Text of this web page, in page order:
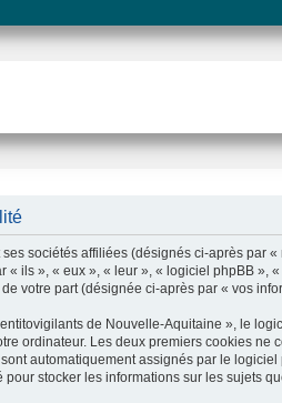
sociétés affiliées (désignés ci-après par
ils », « eux », « leur », « logiciel phpBB »,
votre part (désignée ci-après par « vos
de Nouvelle-Aquitaine », le
ordinateur. Les deux premiers cookies ne
automatiquement assignés par le
stocker les informations sur les sujets